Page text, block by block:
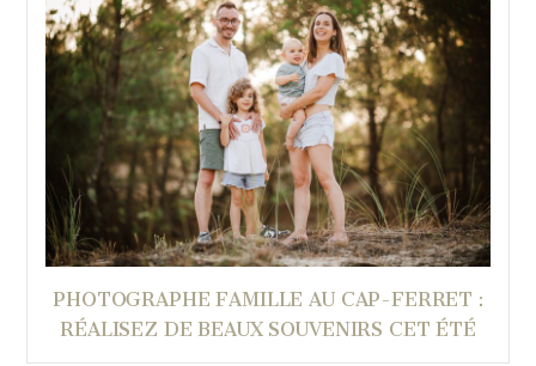
PHOTOGRAPHE FAMILLE AU CAP-FERRET :
RÉALISEZ DE BEAUX SOUVENIRS CET ÉTÉ